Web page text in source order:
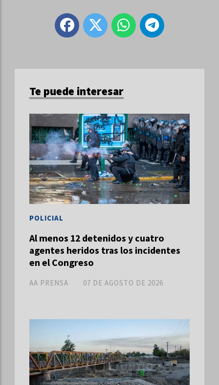
Te puede interesar
Al menos 12 detenidos y cuatro
agentes heridos tras los incidentes
en el Congreso
AA PRENSA
POLICIAL
07 DE AGOSTO DE 2026